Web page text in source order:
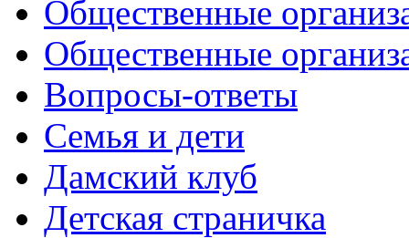
Общественные
Общественные
Вопросы-ответы
Семья и дети
Дамский клуб
Детская страничка